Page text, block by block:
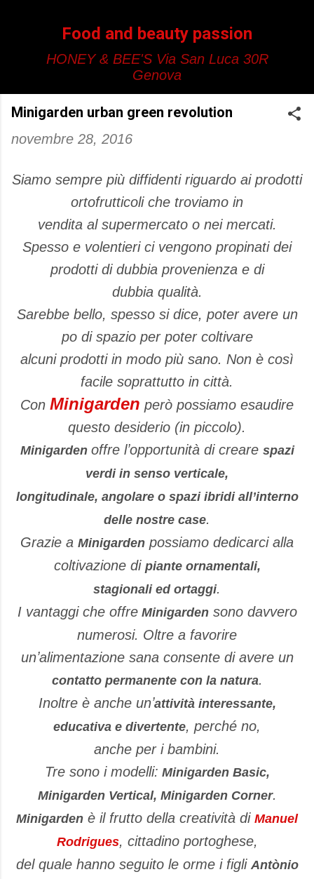
Food and beauty passion
HONEY & BEE'S Via San Luca 30R
Genova
Minigarden urban green revolution
novembre 28, 2016
Siamo sempre più diffidenti riguardo ai prodotti
ortofrutticoli che troviamo in
vendita al supermercato o nei mercati.
Spesso e volentieri ci vengono propinati dei
prodotti di dubbia provenienza e di
dubbia qualità.
Sarebbe bello, spesso si dice, poter avere un
po di spazio per poter coltivare
alcuni prodotti in modo più sano. Non è così
facile soprattutto in città.
Con Minigarden però possiamo esaudire
questo desiderio (in piccolo).
Minigarden offre lʼopportunità di creare spazi
verdi in senso verticale,
longitudinale, angolare o spazi ibridi allʼinterno
delle nostre case.
Grazie a Minigarden possiamo dedicarci alla
coltivazione di piante ornamentali,
stagionali ed ortaggi.
I vantaggi che offreMinigardensono davvero
numerosi. Oltre a favorire
unʼalimentazione sana consente di avere un
contatto permanente con la natura.
Inoltre è anche unʼattività interessante,
educativa e divertente, perché no,
anche per i bambini.
Tre sono i modelli: Minigarden Basic,
Minigarden Vertical, Minigarden Corner.
Minigarden è il frutto della creatività di Manuel
Rodrigues, cittadino portoghese,
del quale hanno seguito le orme i figli Antònio